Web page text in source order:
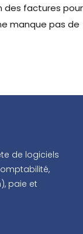
des factures pour
manque pas de
de logiciels
paie et